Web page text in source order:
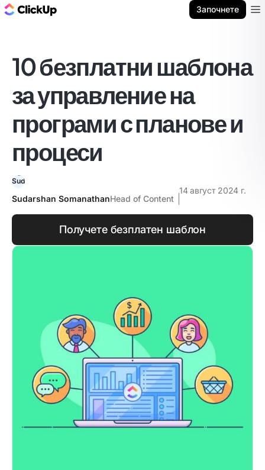
Започнете
10 безплатни шаблона
за управление на
програми с планове и
процеси
Sudarshan SomanathanHead of Content
14 август 2024 г.
Получете безплатен шаблон